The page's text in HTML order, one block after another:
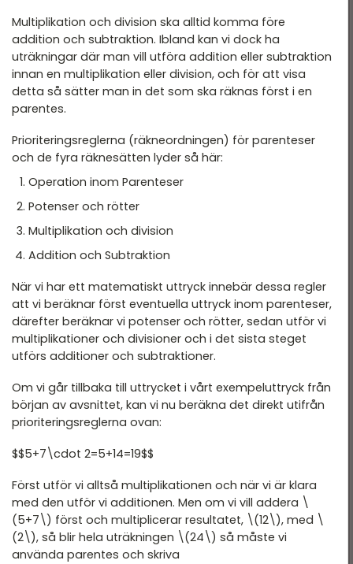
Multiplikation och division ska alltid komma före
addition och subtraktion. Ibland kan vi dock ha
uträkningar där man vill utföra addition eller subtraktion
innan en multiplikation eller division, och för att visa
detta så sätter man in det som ska räknas först i en
parentes.
Prioriteringsreglerna (räkneordningen) för parenteser
och de fyra räknesätten lyder så här:
Operation inom Parenteser
Potenser och rötter
Multiplikation och division
Addition och Subtraktion
När vi har ett matematiskt uttryck innebär dessa regler
att vi beräknar först eventuella uttryck inom parenteser,
därefter beräknar vi potenser och rötter, sedan utför vi
multiplikationer och divisioner och i det sista steget
utförs additioner och subtraktioner.
Om vi går tillbaka till uttrycket i vårt exempeluttryck från
början av avsnittet, kan vi nu beräkna det direkt utifrån
prioriteringsreglerna ovan:
$$5+7\cdot 2=5+14=19$$
Först utför vi alltså multiplikationen och när vi är klara
med den utför vi additionen. Men om vi vill addera \
(5+7\) först och multiplicerar resultatet, \(12\), med \
(2\), så blir hela uträkningen \(24\) så måste vi
använda parentes och skriva